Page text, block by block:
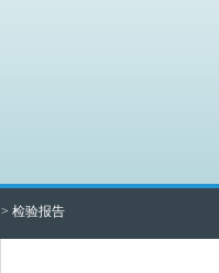
> 检验报告